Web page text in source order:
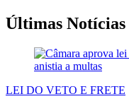
Últimas Notícias
LEI DO VETO E FRETE